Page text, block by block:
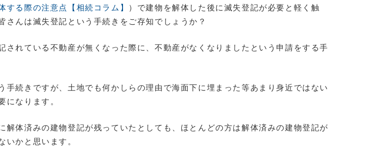
する際の注意点【相続コラム】 ）で建物を解体した後に滅失登記が必要と軽く触
さんは滅失登記という手続きをご存知でしょうか？
されている不動産が無くなった際に、不動産がなくなりましたという申請をする手
手続きですが、土地でも何かしらの理由で海面下に埋まった等あまり身近ではない
になります。
解体済みの建物登記が残っていたとしても、ほとんどの方は解体済みの建物登記が
いかと思います。